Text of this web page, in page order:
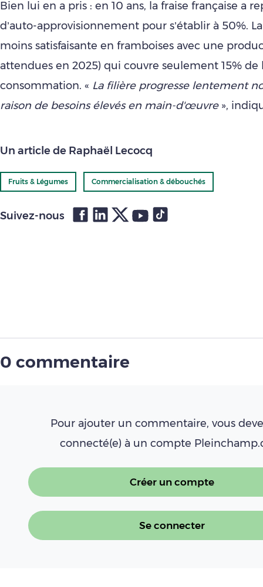
Bien lui en a pris : en 10 ans, la fraise française a
d’auto-approvisionnement pour s’établir à 50%.
moins satisfaisante en framboises avec une
attendues en 2025) qui couvre seulement 15% de
consommation. « La filière progresse lentement
raison de besoins élevés en main-d'œuvre»,
Un article de Raphaël Lecocq
Fruits & Légumes Commercialisation & débouchés
Suivez-nous
0 commentaire
Pour ajouter un commentaire, vous
connecté(e) à un compte
Créer un compte
Se connecter